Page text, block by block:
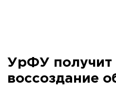
УрФУ получит
воссоздание